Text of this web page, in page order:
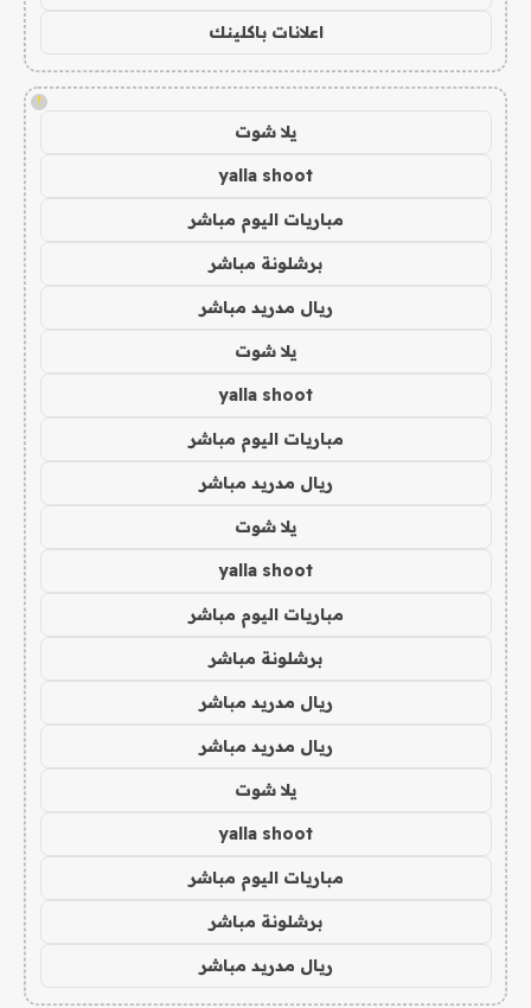
اعلانات باكلينك
!
يلا شوت
yalla shoot
مباريات اليوم مباشر
برشلونة مباشر
ريال مدريد مباشر
يلا شوت
yalla shoot
مباريات اليوم مباشر
ريال مدريد مباشر
يلا شوت
yalla shoot
مباريات اليوم مباشر
برشلونة مباشر
ريال مدريد مباشر
ريال مدريد مباشر
يلا شوت
yalla shoot
مباريات اليوم مباشر
برشلونة مباشر
ريال مدريد مباشر